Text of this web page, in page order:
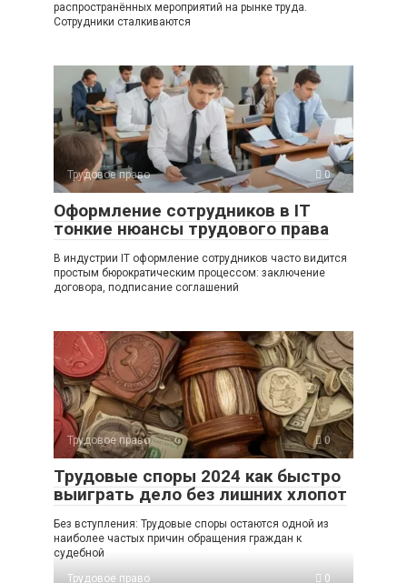
распространённых мероприятий на рынке труда.
Сотрудники сталкиваются
Трудовое право 0
Оформление сотрудников в IT
тонкие нюансы трудового права
В индустрии IT оформление сотрудников часто видится
простым бюрократическим процессом: заключение
договора, подписание соглашений
Трудовое право 0
Трудовые споры 2024 как быстро
выиграть дело без лишних хлопот
Без вступления: Трудовые споры остаются одной из
наиболее частых причин обращения граждан к
судебной
Трудовое право
0